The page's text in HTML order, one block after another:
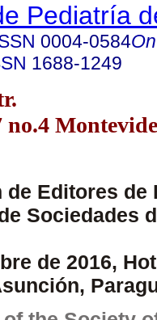
Pediatría
0004-0584
1688-1249
de Editores de
Sociedades
de 2016,